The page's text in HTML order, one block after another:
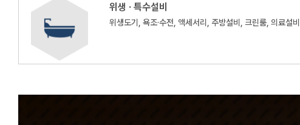
위생 · 특수설비
위생도기, 욕조·수전, 액세서리, 주방설비, 크린룸, 의료설비